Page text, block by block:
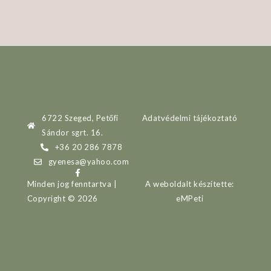
6722 Szeged, Petőfi
Sándor sgrt. 16.
+36 20 286 7878
gyenesa@yahoo.com
Adatvédelmi tájékoztató
Minden jog fenntartva |
Copyright © 2026
A weboldalt készítette:
eMPeti